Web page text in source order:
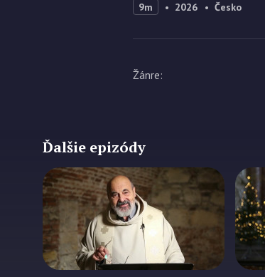
9m 2026 Česko
Žánre:
Ďalšie epizódy